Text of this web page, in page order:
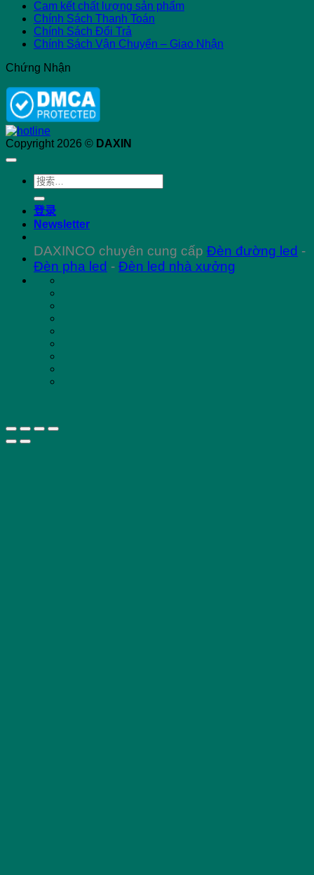
Cam kết chất lượng sản phẩm
Chính Sách Thanh Toán
Chính Sách Đổi Trả
Chính Sách Vận Chuyển – Giao Nhận
Chứng Nhận
Copyright 2026 © DAXIN
搜
索：
登录
Newsletter
DAXINCO chuyên cung cấp Đèn đường led -
Đèn pha led - Đèn led nhà xưởng